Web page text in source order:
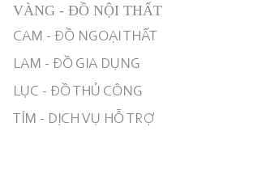
VÀNG - ĐỒ NỘI THẤT
CAM - ĐỒ NGOẠI THẤT
LAM - ĐỒ GIA DỤNG
LỤC - ĐỒ THỦ CÔNG
TÍM - DỊCH VỤ HỖ TRỢ